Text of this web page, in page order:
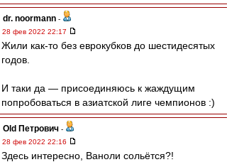
dr. noormann -
28 фев 2022 22:17
Жили как-то без еврокубков до шестидесятых
годов.
И таки да — присоединяюсь к жаждущим
попробоваться в азиатской лиге чемпионов :)
Old Петрович -
28 фев 2022 22:16
Здесь интересно, Ваноли сольётся?!